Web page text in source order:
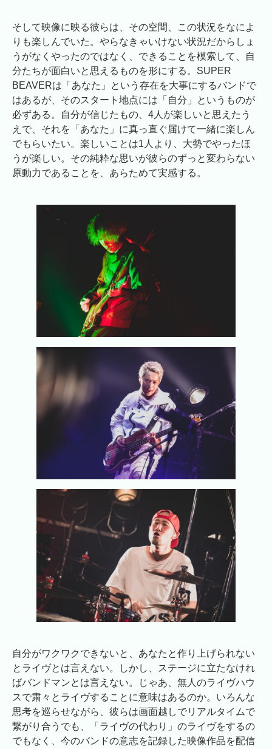
そして映像に映る彼らは、その空間、この状況をなによ
りも楽しんでいた。やらなきゃいけない状況だからしょ
うがなくやったのではなく、できることを模索して、自
分たちが面白いと思えるものを形にする。SUPER
BEAVERは「あなた」という存在を大事にするバンドで
はあるが、そのスタート地点には「自分」というものが
必ずある。自分が信じたもの、4人が楽しいと思えたう
えで、それを「あなた」に真っ直ぐ届けて一緒に楽しん
でもらいたい。楽しいことは1人より、大勢でやったほ
うが楽しい。その純粋な思いが彼らのずっと変わらない
原動力であることを、あらためて実感する。
自分がワクワクできないと、あなたと作り上げられない
とライヴとは言えない。しかし、ステージに立たなけれ
ばバンドマンとは言えない。じゃあ、無人のライヴハウ
スで粛々とライヴすることに意味はあるのか。いろんな
思考を巡らせながら、彼らは画面越しでリアルタイムで
繋がり合うでも、「ライヴの代わり」のライヴをするの
でもなく、今のバンドの意志を記録した映像作品を配信